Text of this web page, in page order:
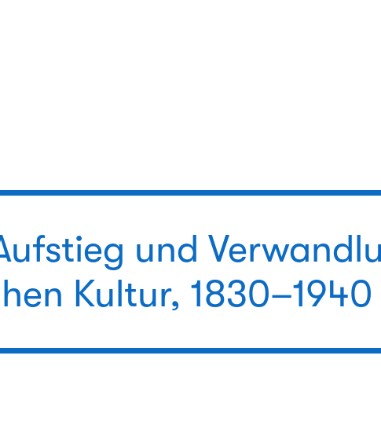
und
Kultur, 1830–1940